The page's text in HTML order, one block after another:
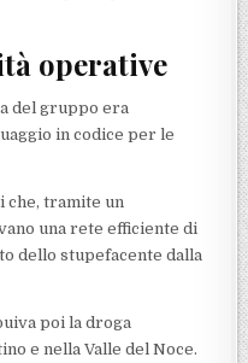
operative
del gruppo era
in codice per le
che, tramite un
una rete efficiente di
dello stupefacente dalla
poi la droga
e nella Valle del Noce.